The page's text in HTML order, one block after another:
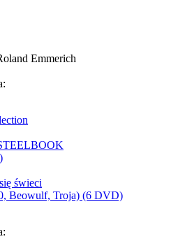
Emmerich
świeci
Beowulf, Troja) (6 DVD)